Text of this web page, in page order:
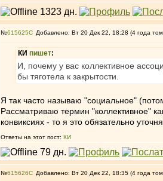
№615625 Добавлено: Вт 20 Дек 22, 18:28 (4 года
КИ пишет:
И, почему у вас коллективное
бы тяготела к закрытости.
Я так часто называю "социальное"
Рассматриваю термин "коллективное"
конвиксиях - то я это обязательно
Ответы на этот пост: КИ
№615626 Добавлено: Вт 20 Дек 22, 18:35 (4 года